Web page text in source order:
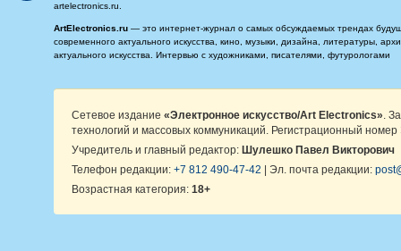
artelectronics.ru.
ArtElectronics.ru — это интернет-журнал о самых обсуждаемых трендах
современного актуального искусства, кино, музыки, дизайна, литературы,
актуального искусства. Интервью с художниками, писателями, футурологами
Сетевое издание «Электронное искусство/Art Electronics» .
технологий и массовых коммуникаций. Регистрационный
Учредитель и главный редактор: Шулешко Павел Викторович
Телефон редакции: +7 812 490-47-42 | Эл. почта редакции:
Возрастная категория: 18+